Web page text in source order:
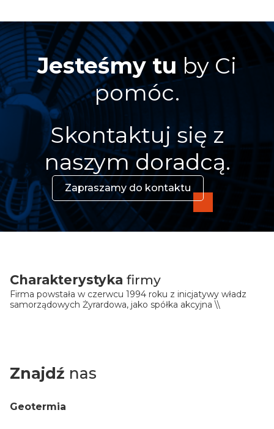
Jesteśmy tu by Ci
pomóc.
Skontaktuj się z
naszym doradcą.
Zapraszamy do kontaktu
Charakterystyka firmy
Firma powstała w czerwcu 1994 roku z inicjatywy władz
samorządowych Żyrardowa, jako spółka akcyjna \\
Znajdź nas
Geotermia